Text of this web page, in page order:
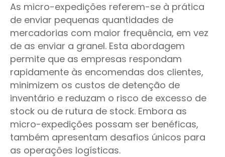
As micro-expedições referem-se à prática
de enviar pequenas quantidades de
mercadorias com maior frequência, em vez
de as enviar a granel. Esta abordagem
permite que as empresas respondam
rapidamente às encomendas dos clientes,
minimizem os custos de detenção de
inventário e reduzam o risco de excesso de
stock ou de rutura de stock. Embora as
micro-expedições possam ser benéficas,
também apresentam desafios únicos para
as operações logísticas.